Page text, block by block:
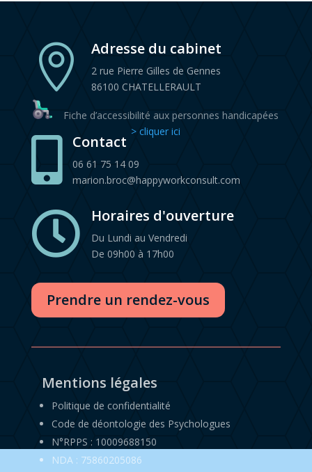
 Adresse du cabinet
2 rue Pierre Gilles de Gennes
86100 CHATELLERAULT
Fiche d’accessibilité aux personnes handicapées
> cliquer ici
 Contact
06 61 75 14 09
marion.broc@happyworkconsult.com
 Horaires d'ouverture
Du Lundi au Vendredi
De 09h00 à 17h00
Prendre un rendez-vous
Mentions légales
Politique de confidentialité
Code de déontologie des Psychologues
N°RPPS : 10009688150
NDA : 75860205086